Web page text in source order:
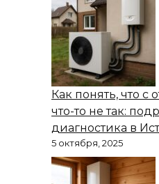
Как понять, что с
что-то не так:
диагностика в
5 октября, 2025